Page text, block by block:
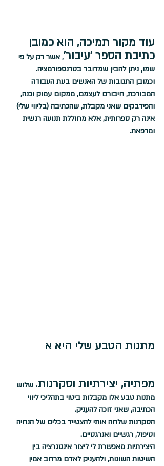
עוד מקור תמיכה, הוא כמובן
כתיבת הספר 'עיבור', אשר רק על פי
שמו, ניתן להבין שמדובר בטרנספורמציה.
וכמובן התגובות של האנשים בעת העבודה
המבורכת, חיבורם לעצמם, ממקום עמוק וכנה,
והפידבקים שאני מקבלת, שהכתיבה (בליווי שלי)
אינה רק ספרותית, אלא מחוללת תנועה רגשית
ומרפאת.
מתנות הטבע שלי היא א
מפתיה, יצירתיות וסקרנות. שלוש
מתנות טבע אלו מקבלות ביטוי בתהליכי ליווי
הכתיבה, שאני זוכה להעניק.
הסקרנות שלחה אותי להצטייד בכלים של הנחיה
וטיפול, רגשיים ואנרגטיים.
היצירתיות מאפשרת לי ליצור אינטגרציה בין
השיטות השונות, ולהעניק לאדם מרחב אמין